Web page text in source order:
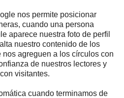
nos permite posicionar
cuando una persona
aparece nuestra foto de perfil
nuestro contenido de los
agreguen a los círculos con
de nuestros lectores y
visitantes.
cuando terminamos de